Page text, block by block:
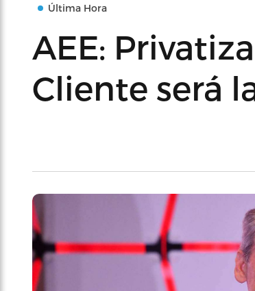
Última Hora
AEE:
Cliente será